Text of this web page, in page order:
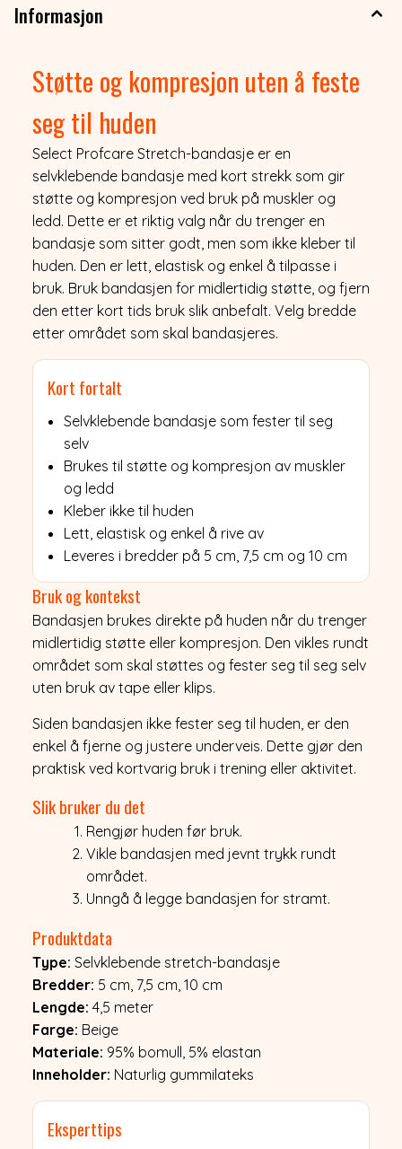
Informasjon
Støtte og kompresjon uten å feste
seg til huden
Select Profcare Stretch-bandasje er en
selvklebende bandasje med kort strekk som gir
støtte og kompresjon ved bruk på muskler og
ledd. Dette er et riktig valg når du trenger en
bandasje som sitter godt, men som ikke kleber til
huden. Den er lett, elastisk og enkel å tilpasse i
bruk. Bruk bandasjen for midlertidig støtte, og fjern
den etter kort tids bruk slik anbefalt. Velg bredde
etter området som skal bandasjeres.
Kort fortalt
Selvklebende bandasje som fester til seg
selv
Brukes til støtte og kompresjon av muskler
og ledd
Kleber ikke til huden
Lett, elastisk og enkel å rive av
Leveres i bredder på 5 cm, 7,5 cm og 10 cm
Bruk og kontekst
Bandasjen brukes direkte på huden når du trenger
midlertidig støtte eller kompresjon. Den vikles rundt
området som skal støttes og fester seg til seg selv
uten bruk av tape eller klips.
Siden bandasjen ikke fester seg til huden, er den
enkel å fjerne og justere underveis. Dette gjør den
praktisk ved kortvarig bruk i trening eller aktivitet.
Slik bruker du det
Rengjør huden før bruk.
Vikle bandasjen med jevnt trykk rundt
området.
Unngå å legge bandasjen for stramt.
Produktdata
Type: Selvklebende stretch-bandasje
Bredder: 5 cm, 7,5 cm, 10 cm
Lengde: 4,5 meter
Farge: Beige
Materiale: 95% bomull, 5% elastan
Inneholder: Naturlig gummilateks
Eksperttips